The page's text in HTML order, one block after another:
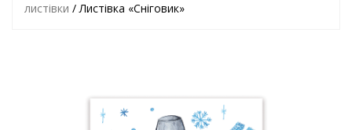
листівки / Листівка «Сніговик»